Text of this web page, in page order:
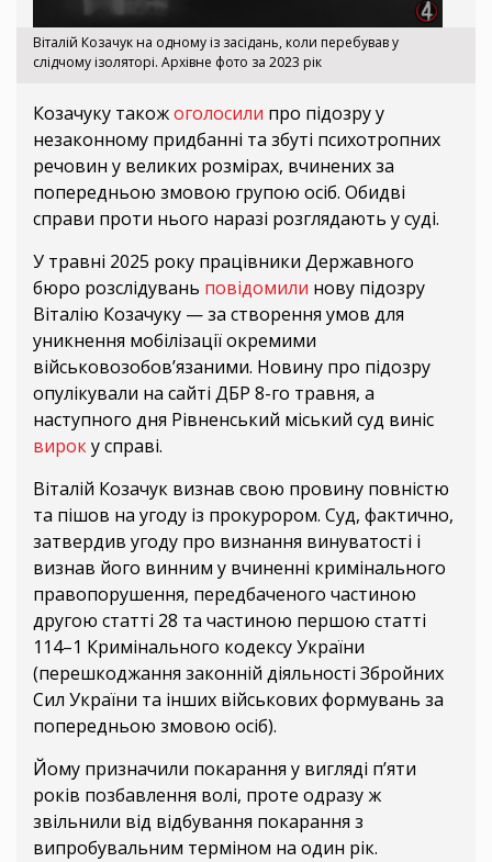
Віталій Козачук на одному із засідань, коли перебував у
слідчому ізоляторі. Архівне фото за 2023 рік
Козачуку такожоголосили про підозру у
незаконному придбанні та збуті психотропних
речовин у великих розмірах, вчинених за
попередньою змовою групою осіб. Обидві
справи проти нього наразі розглядають у суді.
У травні 2025 року працівники Державного
бюро розслідувань повідомили нову підозру
Віталію Козачуку — за створення умов для
уникнення мобілізації окремими
військовозобов’язаними. Новину про підозру
опулікували на сайті ДБР 8-го травня, а
наступного дня Рівненський міський суд виніс
вироку справі.
Віталій Козачук визнав свою провину повністю
та пішов на угоду із прокурором. Суд, фактично,
затвердив угоду про визнання винуватості і
визнав його винним у вчиненні кримінального
правопорушення, передбаченого частиною
другою статті 28 та частиною першою статті
114–1 Кримінального кодексу України
(перешкоджання законній діяльності Збройних
Сил України та інших військових формувань за
попередньою змовою осіб).
Йому призначили покарання у вигляді пʼяти
років позбавлення волі, проте одразу ж
звільнили від відбування покарання з
випробувальним терміном на один рік.